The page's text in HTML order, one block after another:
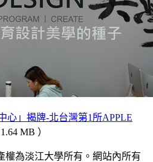
心」揭牌-北台灣第1所APPLE
MB ）
權為淡江大學所有。網站內所有